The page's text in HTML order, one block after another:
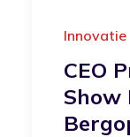
Innovatie
CEO
Show